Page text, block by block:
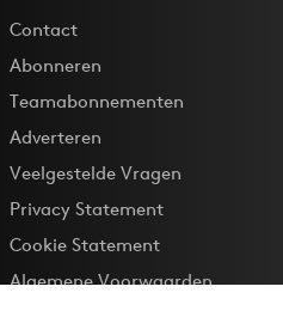
Contact
Abonneren
Teamabonnementen
Adverteren
Veelgestelde Vragen
Privacy Statement
Cookie Statement
Algemene Voorwaarden